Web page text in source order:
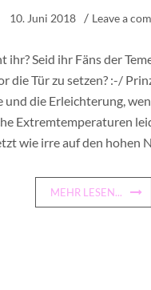
10. Juni 2018 Leave a
ihr? Seid ihr Fäns der
die Tür zu setzen? :-/
die Erleichterung,
Extremtemperaturen
wie irre auf den hohen
MEHR LESEN...